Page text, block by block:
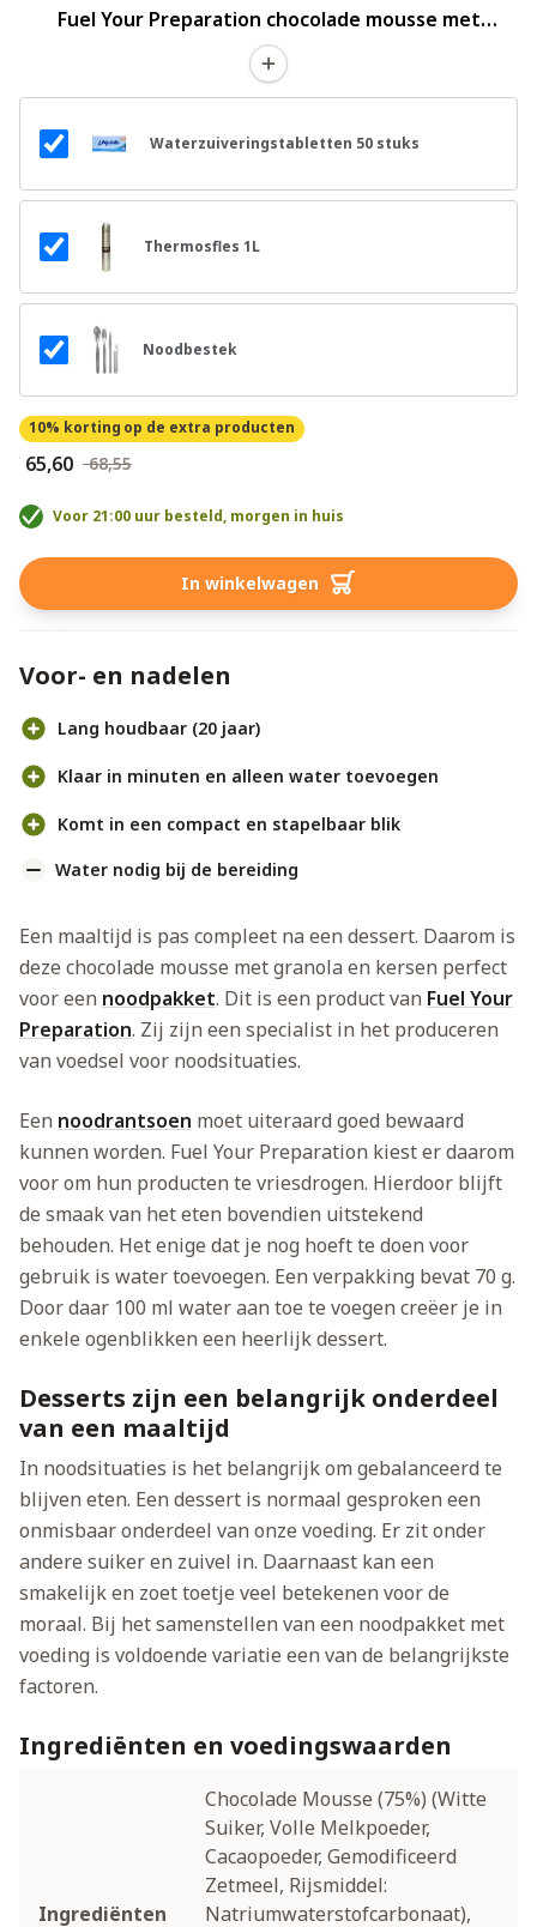
Fuel Your Preparation chocolade mousse met
kersen en granola
Waterzuiveringstabletten 50 stuks
Thermosfles 1L
Noodbestek
10% korting op de extra producten
€ 65,60 € 68,55
Voor 21:00 uur besteld, morgen in huis
In winkelwagen
Voor- en nadelen
Lang houdbaar (20 jaar)
Klaar in minuten en alleen water toevoegen
Komt in een compact en stapelbaar blik
Water nodig bij de bereiding
Een maaltijd is pas compleet na een dessert. Daarom is
deze chocolade mousse met granola en kersen perfect
voor een noodpakket. Dit is een product van Fuel Your
Preparation. Zij zijn een specialist in het produceren
van voedsel voor noodsituaties.
Een noodrantsoen moet uiteraard goed bewaard
kunnen worden. Fuel Your Preparation kiest er daarom
voor om hun producten te vriesdrogen. Hierdoor blijft
de smaak van het eten bovendien uitstekend
behouden. Het enige dat je nog hoeft te doen voor
gebruik is water toevoegen. Een verpakking bevat 70 g.
Door daar 100 ml water aan toe te voegen creëer je in
enkele ogenblikken een heerlijk dessert.
Desserts zijn een belangrijk onderdeel
van een maaltijd
In noodsituaties is het belangrijk om gebalanceerd te
blijven eten. Een dessert is normaal gesproken een
onmisbaar onderdeel van onze voeding. Er zit onder
andere suiker en zuivel in. Daarnaast kan een
smakelijk en zoet toetje veel betekenen voor de
moraal. Bij het samenstellen van een noodpakket met
voeding is voldoende variatie een van de belangrijkste
factoren.
Ingrediënten en voedingswaarden
Ingrediënten
Chocolade Mousse (75%) (Witte
Suiker, Volle Melkpoeder,
Cacaopoeder, Gemodificeerd
Zetmeel, Rijsmiddel:
Natriumwaterstofcarbonaat),